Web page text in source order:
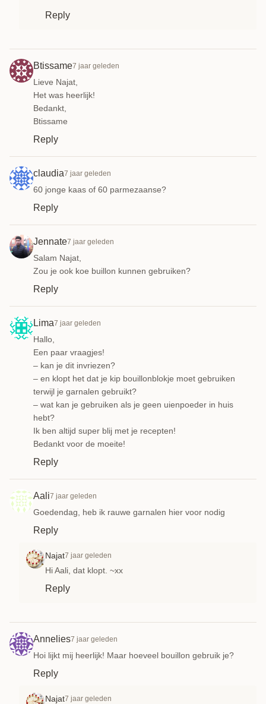
Reply
Btissame7 jaar geleden
Lieve Najat,
Het was heerlijk!
Bedankt,
Btissame
Reply
claudia7 jaar geleden
60 jonge kaas of 60 parmezaanse?
Reply
Jennate7 jaar geleden
Salam Najat,
Zou je ook koe buillon kunnen gebruiken?
Reply
Lima7 jaar geleden
Hallo,
Een paar vraagjes!
– kan je dit invriezen?
– en klopt het dat je kip bouillonblokje moet gebruiken
terwijl je garnalen gebruikt?
– wat kan je gebruiken als je geen uienpoeder in huis
hebt?
Ik ben altijd super blij met je recepten!
Bedankt voor de moeite!
Reply
Aali7 jaar geleden
Goedendag, heb ik rauwe garnalen hier voor nodig
Reply
Najat7 jaar geleden
Hi Aali, dat klopt. ~xx
Reply
Annelies7 jaar geleden
Hoi lijkt mij heerlijk! Maar hoeveel bouillon gebruik je?
Reply
Najat7 jaar geleden